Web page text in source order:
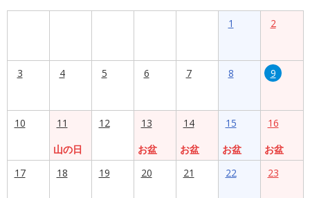
1 2
3 4 5 6 7 8 9
10
11
山の日
12
13
お盆
14
お盆
15
お盆
16
お盆
17
18 19 20 21 22 23